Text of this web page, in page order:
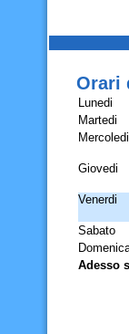
Orari
Lunedi
Martedi
Mercoledi
Giovedi
Venerdi
Sabato
Adesso